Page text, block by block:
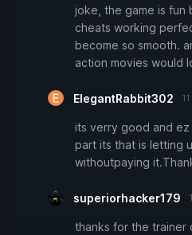
joke, the game is fun
cheats working
become so smooth.
action movies would
ElegantRabbit302
its verry good and
part its that is letting
withoutpaying
superiorhacker179
thanks for the trainer